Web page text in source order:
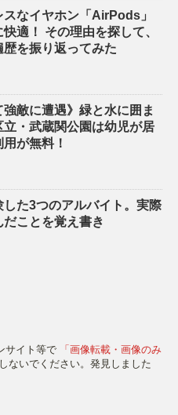
スなイヤホン「AirPods」
適！ その理由を探して、
歴を振り返ってみた
強敵に遭遇》緑と水に囲ま
立・武蔵関公園は幼児が居
が無料！
した3つのアルバイト。実際
ことを覚え書き
サイト等で
「画像転載・画像のみ
しないでください。発見しました